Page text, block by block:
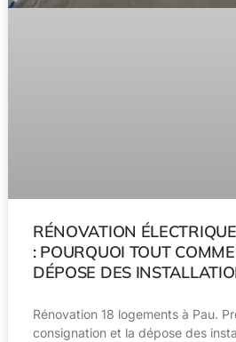
RÉNOVATION
: POURQUOI TOUT
DÉPOSE DES
Rénovation 18 logements à Pau.
consignation et la dépose des